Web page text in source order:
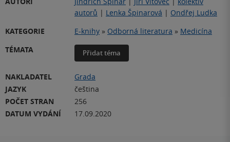
autorů | Lenka Špinarová | Ondřej Ludka
KATEGORIE
E-knihy » Odborná literatura » Medicína
TÉMATA
Přidat téma
NAKLADATEL
Grada
JAZYK
čeština
POČET STRAN
256
DATUM VYDÁNÍ
17.09.2020